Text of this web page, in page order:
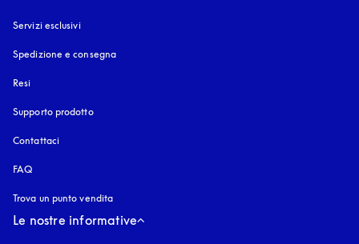
Servizi esclusivi
Spedizione e consegna
Resi
Supporto prodotto
Contattaci
FAQ
Trova un punto vendita
Le nostre informative